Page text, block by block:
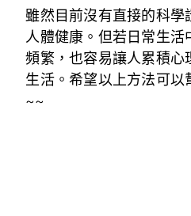
雖然目前沒有直接的科學
人體健康。但若日常生
頻繁，也容易讓人累積心
生活。希望以上方法可以
~~